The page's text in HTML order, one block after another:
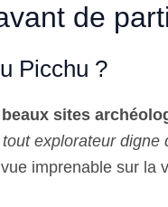
de
Picchu ?
sites
explorateur digne
imprenable sur la